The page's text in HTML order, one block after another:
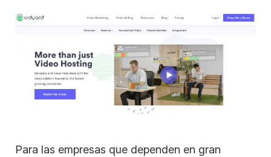
Para las empresas que dependen en gran